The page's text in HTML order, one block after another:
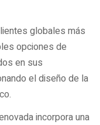
globales más
opciones de
en sus
el diseño de la
incorpora una